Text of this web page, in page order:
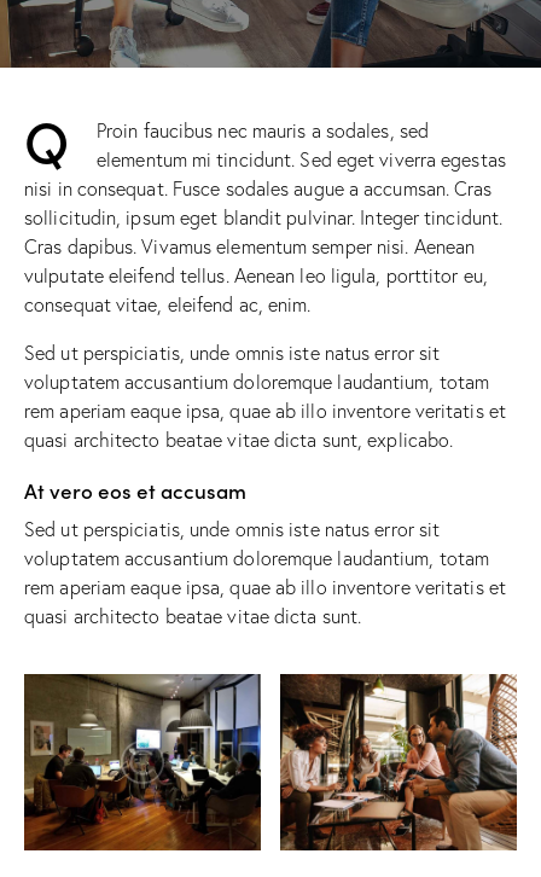
Q
Proin faucibus nec mauris a sodales, sed
elementum mi tincidunt. Sed eget viverra egestas
nisi in consequat. Fusce sodales augue a accumsan. Cras
sollicitudin, ipsum eget blandit pulvinar. Integer tincidunt.
Cras dapibus. Vivamus elementum semper nisi. Aenean
vulputate eleifend tellus. Aenean leo ligula, porttitor eu,
consequat vitae, eleifend ac, enim.
Sed ut perspiciatis, unde omnis iste natus error sit
voluptatem accusantium doloremque laudantium, totam
rem aperiam eaque ipsa, quae ab illo inventore veritatis et
quasi architecto beatae vitae dicta sunt, explicabo.
At vero eos et accusam
Sed ut perspiciatis, unde omnis iste natus error sit
voluptatem accusantium doloremque laudantium, totam
rem aperiam eaque ipsa, quae ab illo inventore veritatis et
quasi architecto beatae vitae dicta sunt.